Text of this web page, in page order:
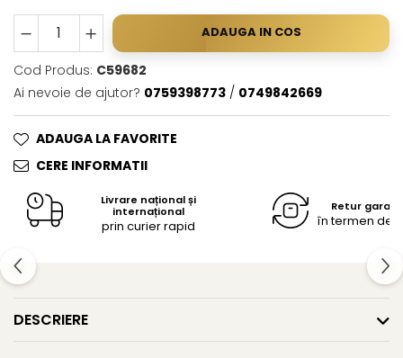
ADAUGA IN COS
Cod Produs: C59682
Ai nevoie de ajutor? 0759398773 / 0749842669
ADAUGA LA FAVORITE
CERE INFORMATII
Livrare național și
internațional
prin curier rapid
Retur
în termen de
DESCRIERE